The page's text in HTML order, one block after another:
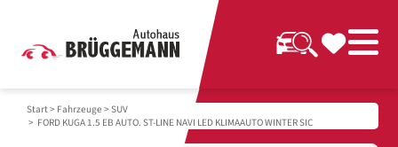
Start> Fahrzeuge > SUV
> FORD KUGA 1.5 EB AUTO. ST-LINE NAVI LED KLIMAAUTO WINTER SIC